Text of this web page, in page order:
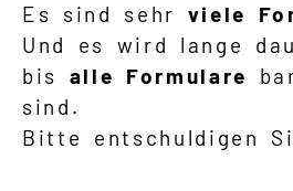
Es sind sehr viele
Und es wird lange
bis alle Formulare
sind.
Bitte entschuldigen